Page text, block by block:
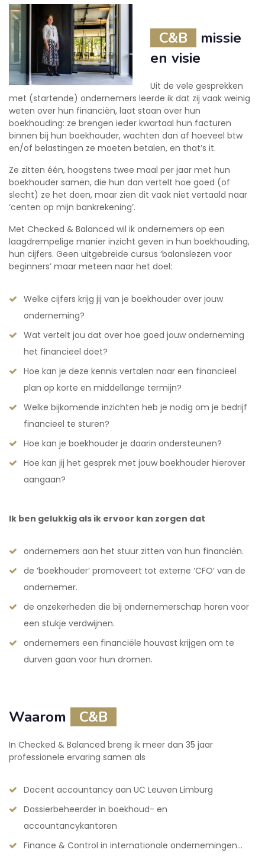
C&B
missie
en visie
Uit de vele gesprekken
met (startende) ondernemers leerde ik dat zij vaak weinig
weten over hun financiën, laat staan over hun
boekhouding: ze brengen ieder kwartaal hun facturen
binnen bij hun boekhouder, wachten dan af hoeveel btw
en/of belastingen ze moeten betalen, en that’s it.
Ze zitten één, hoogstens twee maal per jaar met hun
boekhouder samen, die hun dan vertelt hoe goed (of
slecht) ze het doen, maar zien dit vaak niet vertaald naar
‘centen op mijn bankrekening’.
Met Checked & Balanced wil ik ondernemers op een
laagdrempelige manier inzicht geven in hun boekhouding,
hun cijfers. Geen uitgebreide cursus ‘balanslezen voor
beginners’ maar meteen naar het doel:
Welke cijfers krijg jij van je boekhouder over jouw
onderneming?
Wat vertelt jou dat over hoe goed jouw onderneming
het financieel doet?
Hoe kan je deze kennis vertalen naar een financieel
plan op korte en middellange termijn?
Welke bijkomende inzichten heb je nodig om je bedrijf
financieel te sturen?
Hoe kan je boekhouder je daarin ondersteunen?
Hoe kan jij het gesprek met jouw boekhouder hierover
aangaan?
Ik ben gelukkig als ik ervoor kan zorgen dat
ondernemers aan het stuur zitten van hun financiën.
de ‘boekhouder’ promoveert tot externe ‘CFO’ van de
ondernemer.
de onzekerheden die bij ondernemerschap horen voor
een stukje verdwijnen.
ondernemers een financiële houvast krijgen om te
durven gaan voor hun dromen.
Waarom C&B
In Checked & Balanced breng ik meer dan 35 jaar
professionele ervaring samen als
Docent accountancy aan UC Leuven Limburg
Dossierbeheerder in boekhoud- en
accountancykantoren
Finance & Control in internationale ondernemingen…